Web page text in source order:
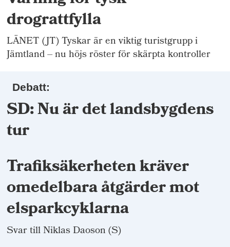
drograttfylla
LÄNET (JT) Tyskar är en viktig turistgrupp i
Jämtland – nu höjs röster för skärpta kontroller
Debatt:
SD: Nu är det landsbygdens
tur
Trafiksäkerheten kräver
omedelbara åtgärder mot
elsparkcyklarna
Svar till Niklas Daoson (S)